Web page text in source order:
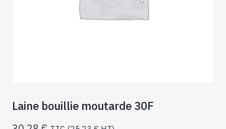
Laine bouillie moutarde 30F